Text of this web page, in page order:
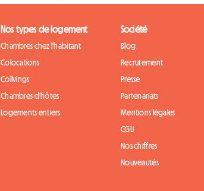
Nos types de logement
Chambres chez l'habitant
Colocations
Colivings
Chambres d'hôtes
Logements entiers
Société
Blog
Recrutement
Presse
Partenariats
Mentions légales
CGU
Nos chiffres
Nouveautés